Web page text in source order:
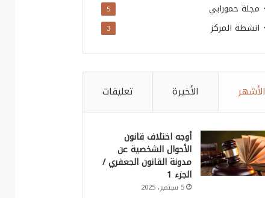
مجلة حمورابي 5
انشطة المركز 3
الأشهر الأخيرة تعليقات
أوجه اختلاف قانون
الأحوال الشخصية عن
مدونة القانون الجعفري /
الجزء 1
5 سبتمبر، 2025